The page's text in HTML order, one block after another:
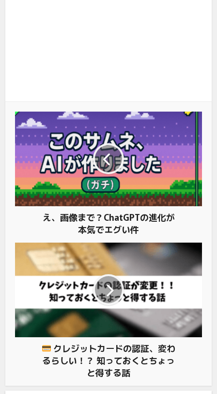
え、画像まで？ChatGPTの進化が
本気でエグい件
クレジットカードの認証、変わ
るらしい！？ 知っておくとちょっ
と得する話